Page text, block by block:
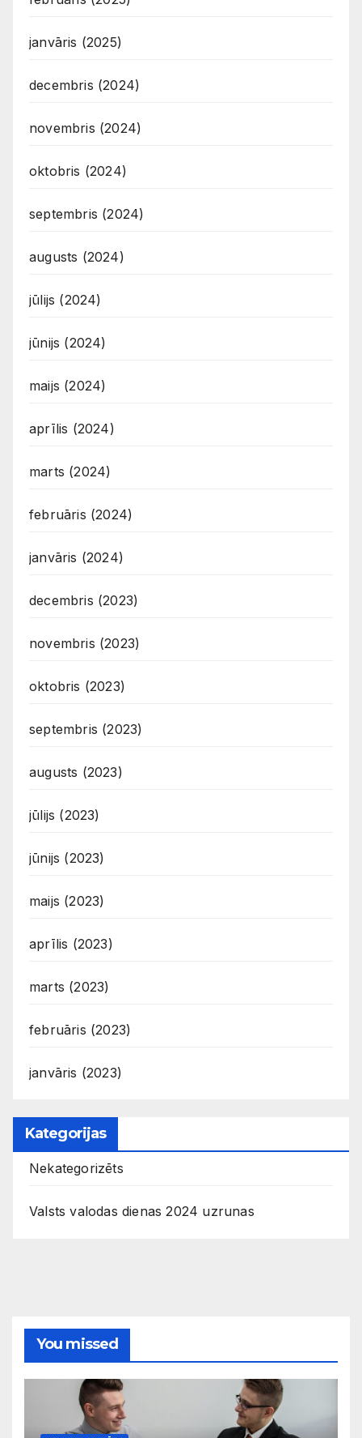
janvāris (2025)
decembris (2024)
novembris (2024)
oktobris (2024)
septembris (2024)
augusts (2024)
jūlijs (2024)
jūnijs (2024)
maijs (2024)
aprīlis (2024)
marts (2024)
februāris (2024)
janvāris (2024)
decembris (2023)
novembris (2023)
oktobris (2023)
septembris (2023)
augusts (2023)
jūlijs (2023)
jūnijs (2023)
maijs (2023)
aprīlis (2023)
marts (2023)
februāris (2023)
janvāris (2023)
Kategorijas
Nekategorizēts
Valsts valodas dienas 2024 uzrunas
You missed